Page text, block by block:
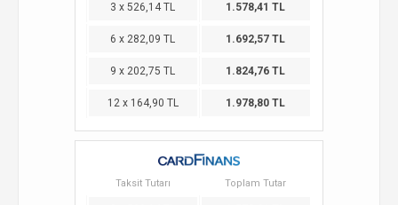
3 x 526,14 TL 1.578,41 TL
6 x 282,09 TL 1.692,57 TL
9 x 202,75 TL 1.824,76 TL
12 x 164,90 TL 1.978,80 TL
Taksit Tutarı Toplam Tutar